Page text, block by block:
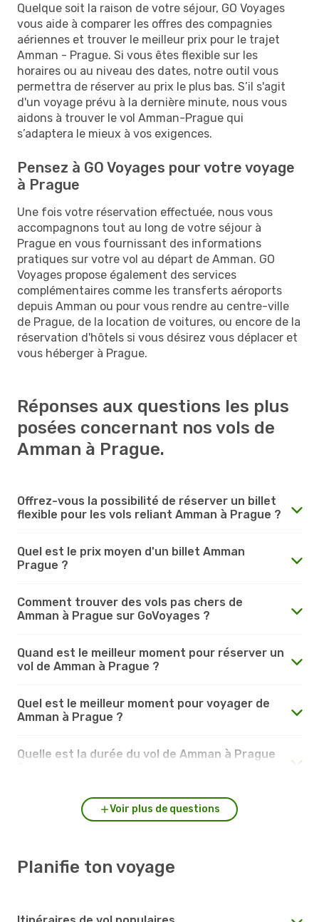
Quelque soit la raison de votre séjour, GO Voyages
vous aide à comparer les offres des compagnies
aériennes et trouver le meilleur prix pour le trajet
Amman - Prague. Si vous êtes flexible sur les
horaires ou au niveau des dates, notre outil vous
permettra de réserver au prix le plus bas. S’il s'agit
d'un voyage prévu à la dernière minute, nous vous
aidons à trouver le vol Amman-Prague qui
s’adaptera le mieux à vos exigences.
Pensez à GO Voyages pour votre voyage
à Prague
Une fois votre réservation effectuée, nous vous
accompagnons tout au long de votre séjour à
Prague en vous fournissant des informations
pratiques sur votre vol au départ de Amman. GO
Voyages propose également des services
complémentaires comme les transferts aéroports
depuis Amman ou pour vous rendre au centre-ville
de Prague, de la location de voitures, ou encore de la
réservation d'hôtels si vous désirez vous déplacer et
vous héberger à Prague.
Réponses aux questions les plus
posées concernant nos vols de
Amman à Prague.
Offrez-vous la possibilité de réserver un billet
flexible pour les vols reliant Amman à Prague ?
Quel est le prix moyen d'un billet Amman
Prague ?
Comment trouver des vols pas chers de
Amman à Prague sur GoVoyages ?
Quand est le meilleur moment pour réserver un
vol de Amman à Prague ?
Quel est le meilleur moment pour voyager de
Amman à Prague ?
Quelle est la durée du vol de Amman à Prague
Voir plus de questions
Planifie ton voyage